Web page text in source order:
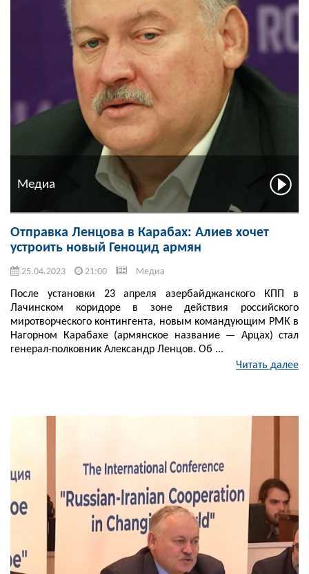
Медиа
Отправка Ленцова в Карабах: Алиев хочет
устроить новый Геноцид армян
25.04.2023 21:00 Медиа
После установки 23 апреля азербайджанского КПП в
Лачинском коридоре в зоне действия российского
миротворческого контингента, новым командующим РМК в
Нагорном Карабахе (армянское название — Арцах) стал
генерал-полковник Александр Ленцов. Об ...
Читать далее